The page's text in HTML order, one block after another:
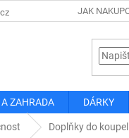
JAK
ZAHRADA DÁRKY
Doplňky do